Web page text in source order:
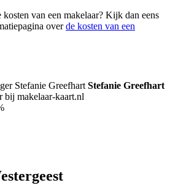
van een makelaar? Kijk dan eens
overde kosten van een
Stefanie Greefhart
bij makelaar-kaart.nl